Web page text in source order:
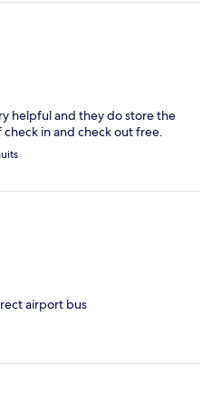
helpful and they do store the
in and check out free.
airport bus